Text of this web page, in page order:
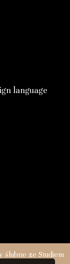
language
ze Studiem